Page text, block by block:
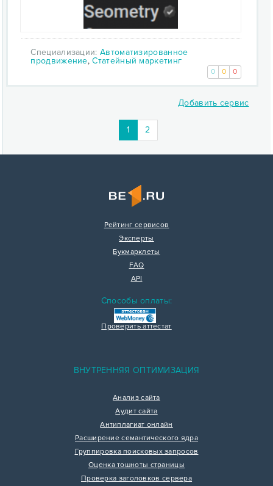
Специализации: Автоматизированное
продвижение,Статейный маркетинг
0 0 0
Добавить сервис
1 2
Рейтинг сервисов
Эксперты
Букмарклеты
FAQ
API
Способы оплаты:
Проверить аттестат
ВНУТРЕННЯЯ ОПТИМИЗАЦИЯ
Анализ сайта
Аудит сайта
Антиплагиат онлайн
Расширение семантического ядра
Группировка поисковых запросов
Оценка тошноты страницы
Проверка заголовков сервера